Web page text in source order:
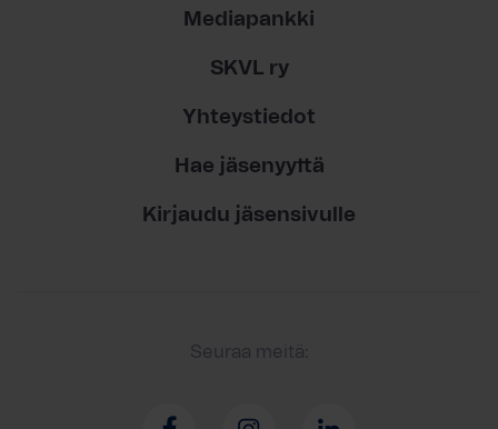
Mediapankki
SKVL ry
Yhteystiedot
Hae jäsenyyttä
Kirjaudu jäsensivulle
Seuraa meitä: